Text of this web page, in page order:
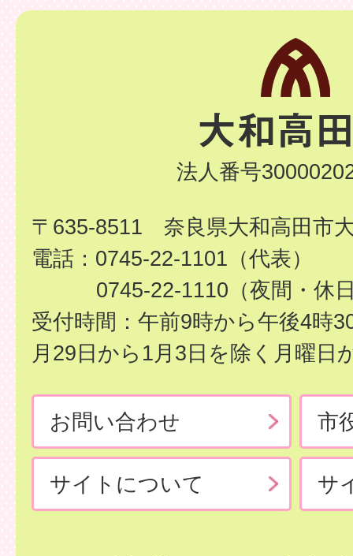
法人番号
〒635-8511 奈良県大和高田市
電話：0745-22-1101（代表）
0745-22-1110（夜間・休
受付時間：午前9時から午後4時
月29日から1月3日を除く月曜日
お問い合わせ 市
サイトについて サ